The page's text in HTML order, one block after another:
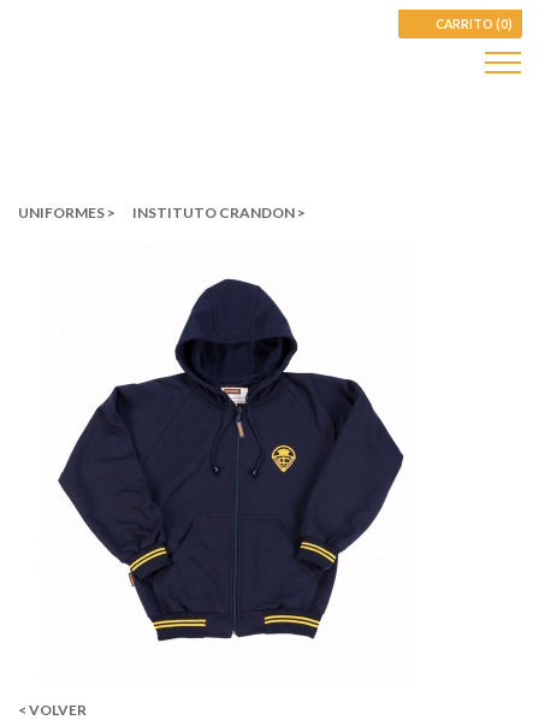
CARRITO (0)
UNIFORMES > INSTITUTO CRANDON >
< VOLVER